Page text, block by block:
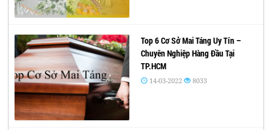
Top 6 Cơ Sở Mai Táng Uy Tín –
Chuyên Nghiệp Hàng Đầu Tại
TP.HCM
14-03-2022 8033